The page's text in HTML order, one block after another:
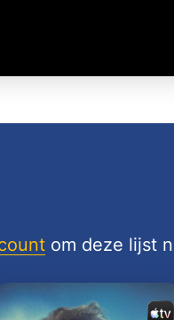
om deze lijst